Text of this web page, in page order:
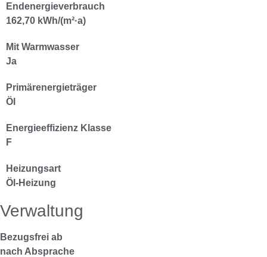
Endenergieverbrauch
162,70 kWh/(m²·a)
Mit Warmwasser
Ja
Primärenergieträger
Öl
Energieeffizienz Klasse
F
Heizungsart
Öl-Heizung
Verwaltung
Bezugsfrei ab
nach Absprache